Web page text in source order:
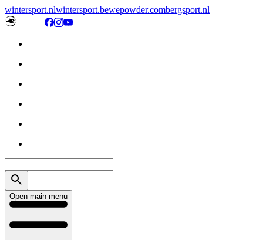
wintersport.nlwintersport.bewepowder.combergsport.nl
Open main menu